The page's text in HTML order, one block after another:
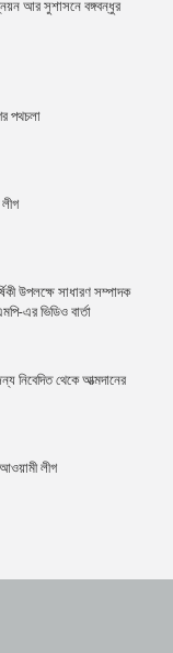
আর সুশাসনে বঙ্গবন্ধুর
পথচলা
উপলক্ষে সাধারণ সম্পাদক
এর ভিডিও বার্তা
নিবেদিত থেকে আত্মদানের
লীগ